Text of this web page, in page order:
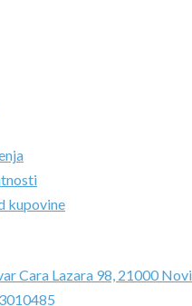
kupovine
Cara Lazara 98, 21000